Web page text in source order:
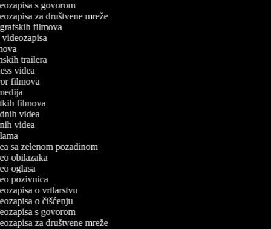
s govorom
za društvene mreže
filmova
videozapisa
trailera
videa
filmova
filmova
videa
videa
sa zelenom pozadinom
obilazaka
oglasa
pozivnica
o vrtlarstvu
o čišćenju
s govorom
za društvene mreže